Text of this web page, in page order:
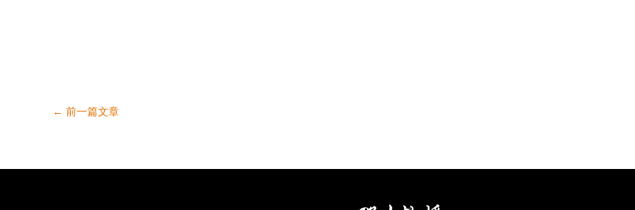
← 前一篇文章